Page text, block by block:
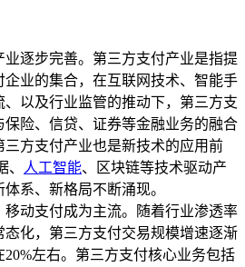
逐步完善。 第三方支付产业是指提
业的集合，在互联网技术、智能手
以及行业监管的推动下，第三方支
险、信贷、证券等金融业务的融合
三方支付产业也是新技术的应用前
人工智能、区块链等技术驱动产
系、新格局不断涌现。
动支付成为主流。随着行业渗透率
化，第三方支付交易规模增速逐渐
左右。第三方支付核心业务包括